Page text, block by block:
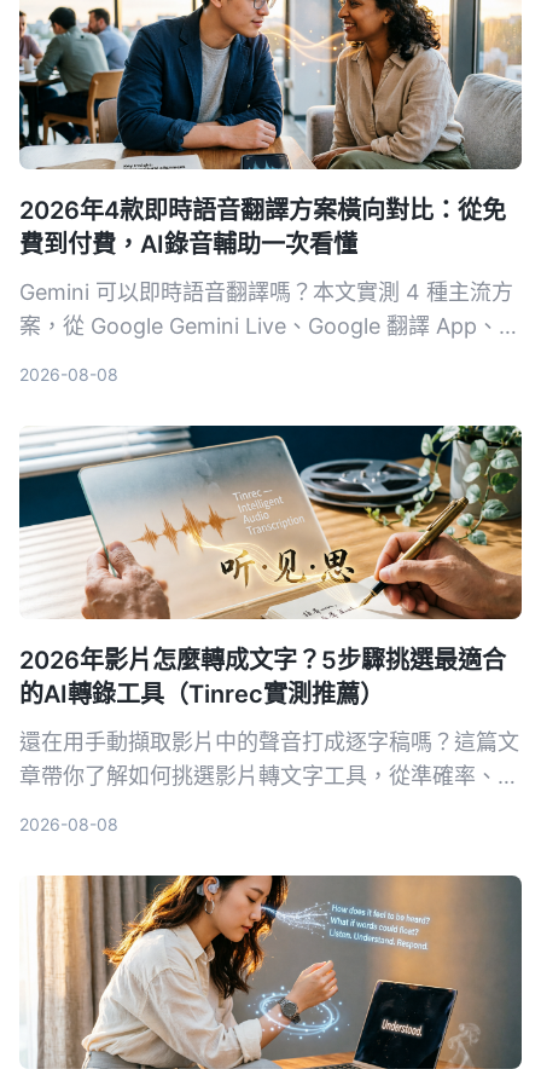
2026年4款即時語音翻譯方案橫向對比：從免
費到付費，AI錄音輔助一次看懂
Gemini 可以即時語音翻譯嗎？本文實測 4 種主流方
案，從 Google Gemini Live、Google 翻譯 App、第
語言溝通組合。
2026-08-08
2026年影片怎麼轉成文字？5步驟挑選最適合
的AI轉錄工具（Tinrec實測推薦）
還在用手動擷取影片中的聲音打成逐字稿嗎？這篇文
章帶你了解如何挑選影片轉文字工具，從準確率、AI
2026-08-08